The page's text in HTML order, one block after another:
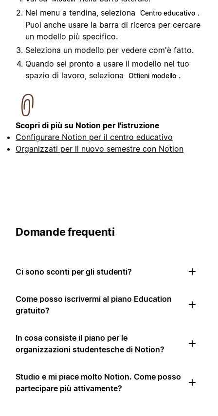
Nel menu a tendina, seleziona
Centro educativo .
Puoi anche usare la barra di ricerca per cercare
un modello più specifico.
Seleziona un modello per vedere com'è fatto.
Quando sei pronto a usare il modello nel tuo
spazio di lavoro, seleziona
Ottieni modello .
Scopri di più su Notion per l'istruzione
Configurare Notion per il centro educativo
Organizzati per il nuovo semestre con Notion
Domande frequenti
Ci sono sconti per gli studenti?
Come posso iscrivermi al piano Education
gratuito?
In cosa consiste il piano per le
organizzazioni studentesche di Notion?
Studio e mi piace molto Notion. Come posso
partecipare più attivamente?